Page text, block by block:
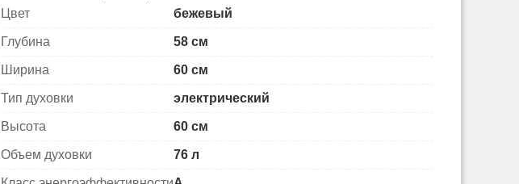
Цвет бежевый
Глубина 58 см
Ширина 60 см
Тип духовки электрический
Высота 60 см
Объем духовки 76 л